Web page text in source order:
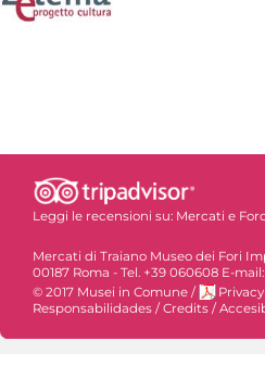
Leggi le recensioni su: Mercati e
Mercati di Traiano Museo dei Fori
00187 Roma - Tel. +39 060608 E-
© 2017 Musei in Comune / Privacy
Responsabilidades /Credits /